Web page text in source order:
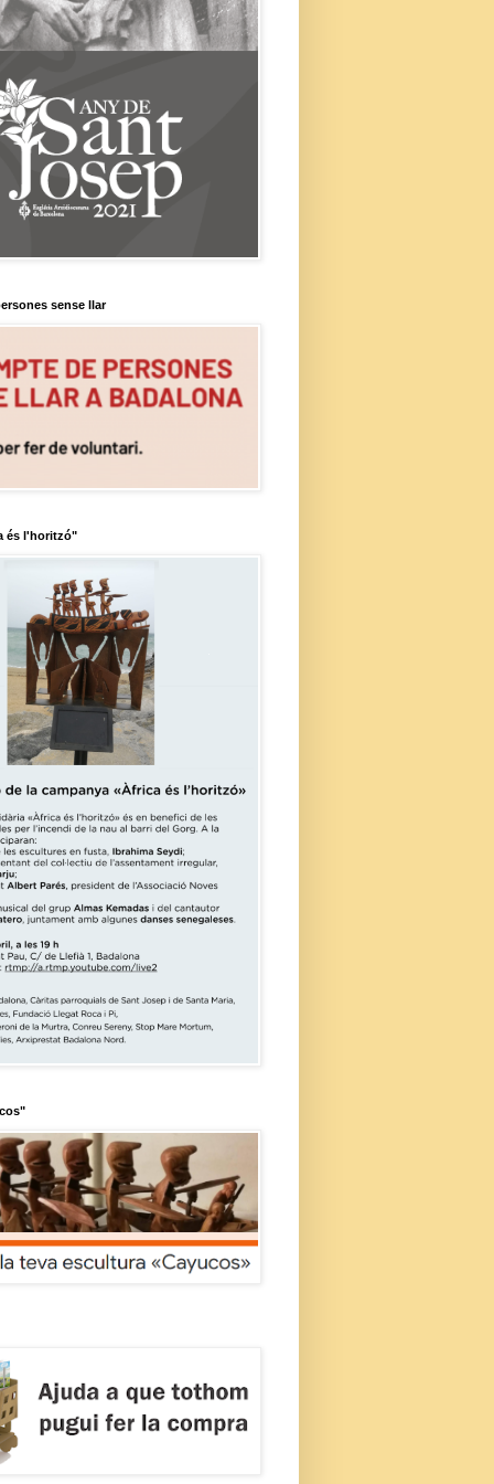
sense llar
és l'horitzó"